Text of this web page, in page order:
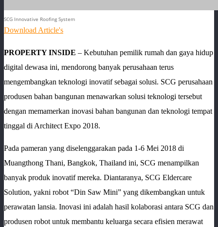
SCG Innovative Roofing System
Download Article's
PROPERTY INSIDE – Kebutuhan pemilik rumah dan gaya hidup
digital dewasa ini, mendorong banyak perusahaan terus
mengembangkan teknologi inovatif sebagai solusi. SCG perusahaan
produsen bahan bangunan menawarkan solusi teknologi tersebut
dengan memamerkan inovasi bahan bangunan dan teknologi tempat
tinggal di Architect Expo 2018.
Pada pameran yang diselenggarakan pada 1-6 Mei 2018 di
Muangthong Thani, Bangkok, Thailand ini, SCG menampilkan
banyak produk inovatif mereka. Diantaranya, SCG Eldercare
Solution, yakni robot “Din Saw Mini” yang dikembangkan untuk
perawatan lansia. Inovasi ini adalah hasil kolaborasi antara SCG dan
produsen robot untuk membantu keluarga secara efisien merawat